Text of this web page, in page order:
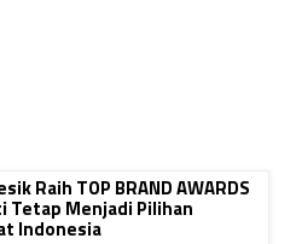
Raih TOP BRAND AWARDS
Tetap Menjadi Pilihan
Indonesia